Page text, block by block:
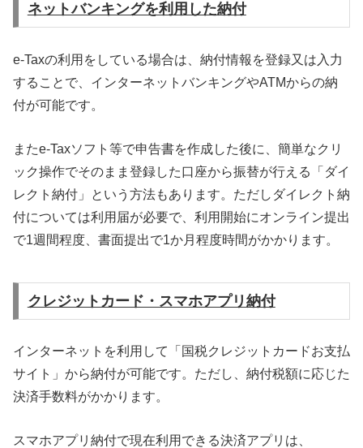
ネットバンキングを利用した納付
e-Taxの利用をしている場合は、納付情報を登録又は入力
することで、インターネットバンキングやATMからの納
付が可能です。
またe-Taxソフト等で申告書を作成した後に、簡単なクリ
ック操作でそのまま登録した口座から振替が行える「ダイ
レクト納付」という方法もあります。ただしダイレクト納
付については利用届が必要で、利用開始にオンライン提出
で1週間程度、書面提出で1か月程度時間がかかります。
クレジットカード・スマホアプリ納付
インターネットを利用して「国税クレジットカードお支払
サイト」から納付が可能です。ただし、納付税額に応じた
決済手数料がかかります。
スマホアプリ納付で現在利用できる決済アプリは、